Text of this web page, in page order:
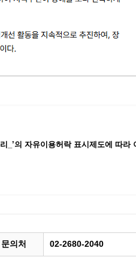
_’의 자유이용허락 표시제도에 따라
문의처 02-2680-2040